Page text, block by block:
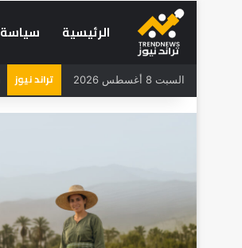
الرئيسية سياسة
السبت 8 أغسطس 2026 تراند نيوز